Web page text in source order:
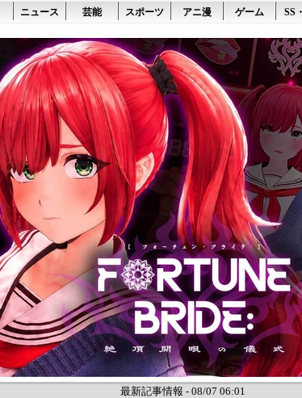
ニュース 芸能 スポーツ アニ漫 ゲーム SS
最新記事情報 - 08/07 06:01